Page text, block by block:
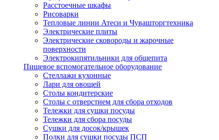
Расстоечные шкафы
Рисоварки
Тепловые линии Атеси и Чувашторгтехника
Электрические плиты
Электрические сковороды и жарочные
поверхности
Электрокипятильники для общепита
Пищевое вспомогательное оборудование
Стеллажи кухонные
Лари для овощей
Столы кондитерские
Столы с отверстием для сбора отходов
Тележки для сушки посуды
Тележки для сбора посуды
Сушки для досок/крышек
Полки для сушки посуды ПСП